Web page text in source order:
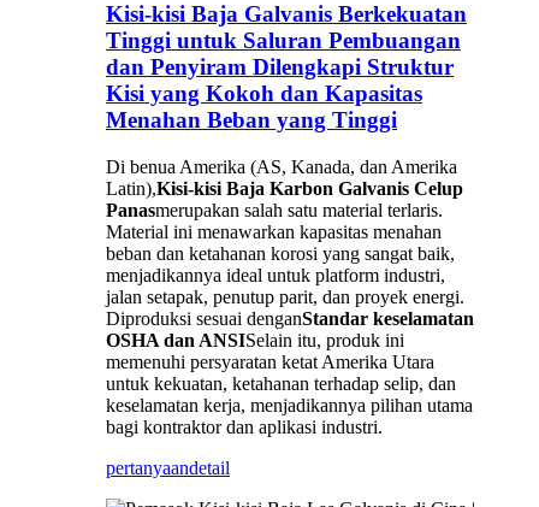
Kisi-kisi Baja Galvanis Berkekuatan
Tinggi untuk Saluran Pembuangan
dan Penyiram Dilengkapi Struktur
Kisi yang Kokoh dan Kapasitas
Menahan Beban yang Tinggi
Di benua Amerika (AS, Kanada, dan Amerika
Latin),Kisi-kisi Baja Karbon Galvanis Celup
Panasmerupakan salah satu material terlaris.
Material ini menawarkan kapasitas menahan
beban dan ketahanan korosi yang sangat baik,
menjadikannya ideal untuk platform industri,
jalan setapak, penutup parit, dan proyek energi.
Diproduksi sesuai denganStandar keselamatan
OSHA dan ANSISelain itu, produk ini
memenuhi persyaratan ketat Amerika Utara
untuk kekuatan, ketahanan terhadap selip, dan
keselamatan kerja, menjadikannya pilihan utama
bagi kontraktor dan aplikasi industri.
pertanyaandetail